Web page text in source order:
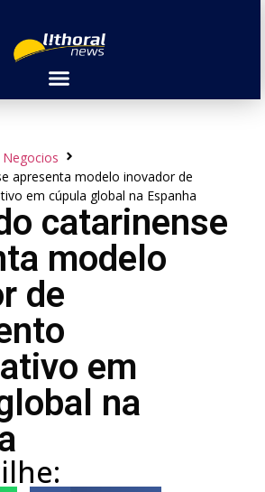
apresenta modelo inovador de
em cúpula global na Espanha
catarinense
modelo
de
em
na